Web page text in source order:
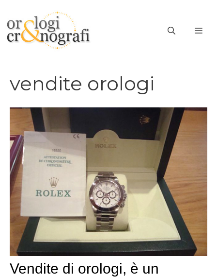
contenuto
vendite orologi
Vendite di orologi, è un